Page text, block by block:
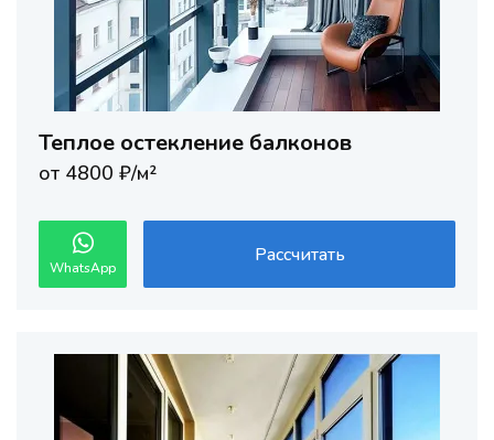
Теплое остекление балконов
от 4800 ₽/м²
WhatsApp
Рассчитать